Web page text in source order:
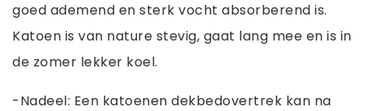
goed ademend en sterk vocht absorberend is.
Katoen is van nature stevig, gaat lang mee en is in
de zomer lekker koel.
-Nadeel: Een katoenen dekbedovertrek kan na